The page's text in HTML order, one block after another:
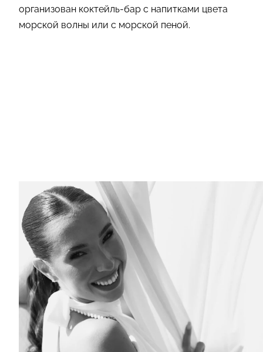
организован коктейль-бар с напитками цвета
морской волны или с морской пеной.